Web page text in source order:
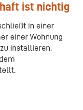
ist nichtig
in einer
einer Wohnung
installieren.